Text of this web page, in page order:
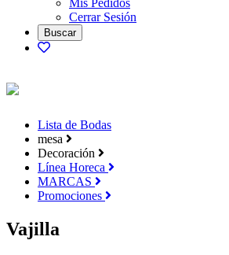
Mis Pedidos
Cerrar Sesión
Lista de Bodas
mesa
Decoración
Línea Horeca
MARCAS
Promociones
Vajilla